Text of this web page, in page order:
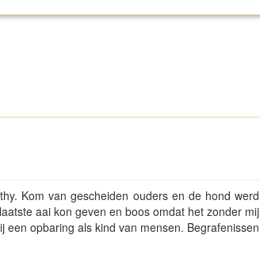
Kom van gescheiden ouders en de hond werd
aai kon geven en boos omdat het zonder mij
opbaring als kind van mensen. Begrafenissen